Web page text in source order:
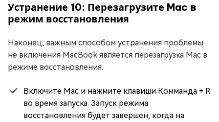
Устранение 10: Перезагрузите Mac в
режим восстановления
Наконец, важным способом устранения проблемы
не включения MacBook является перезагрузка Mac в
режиме восстановления.
Включите Mac и нажмите клавиши Комманда + R
во время запуска. Запуск режима
восстановления будет завершен, когда на